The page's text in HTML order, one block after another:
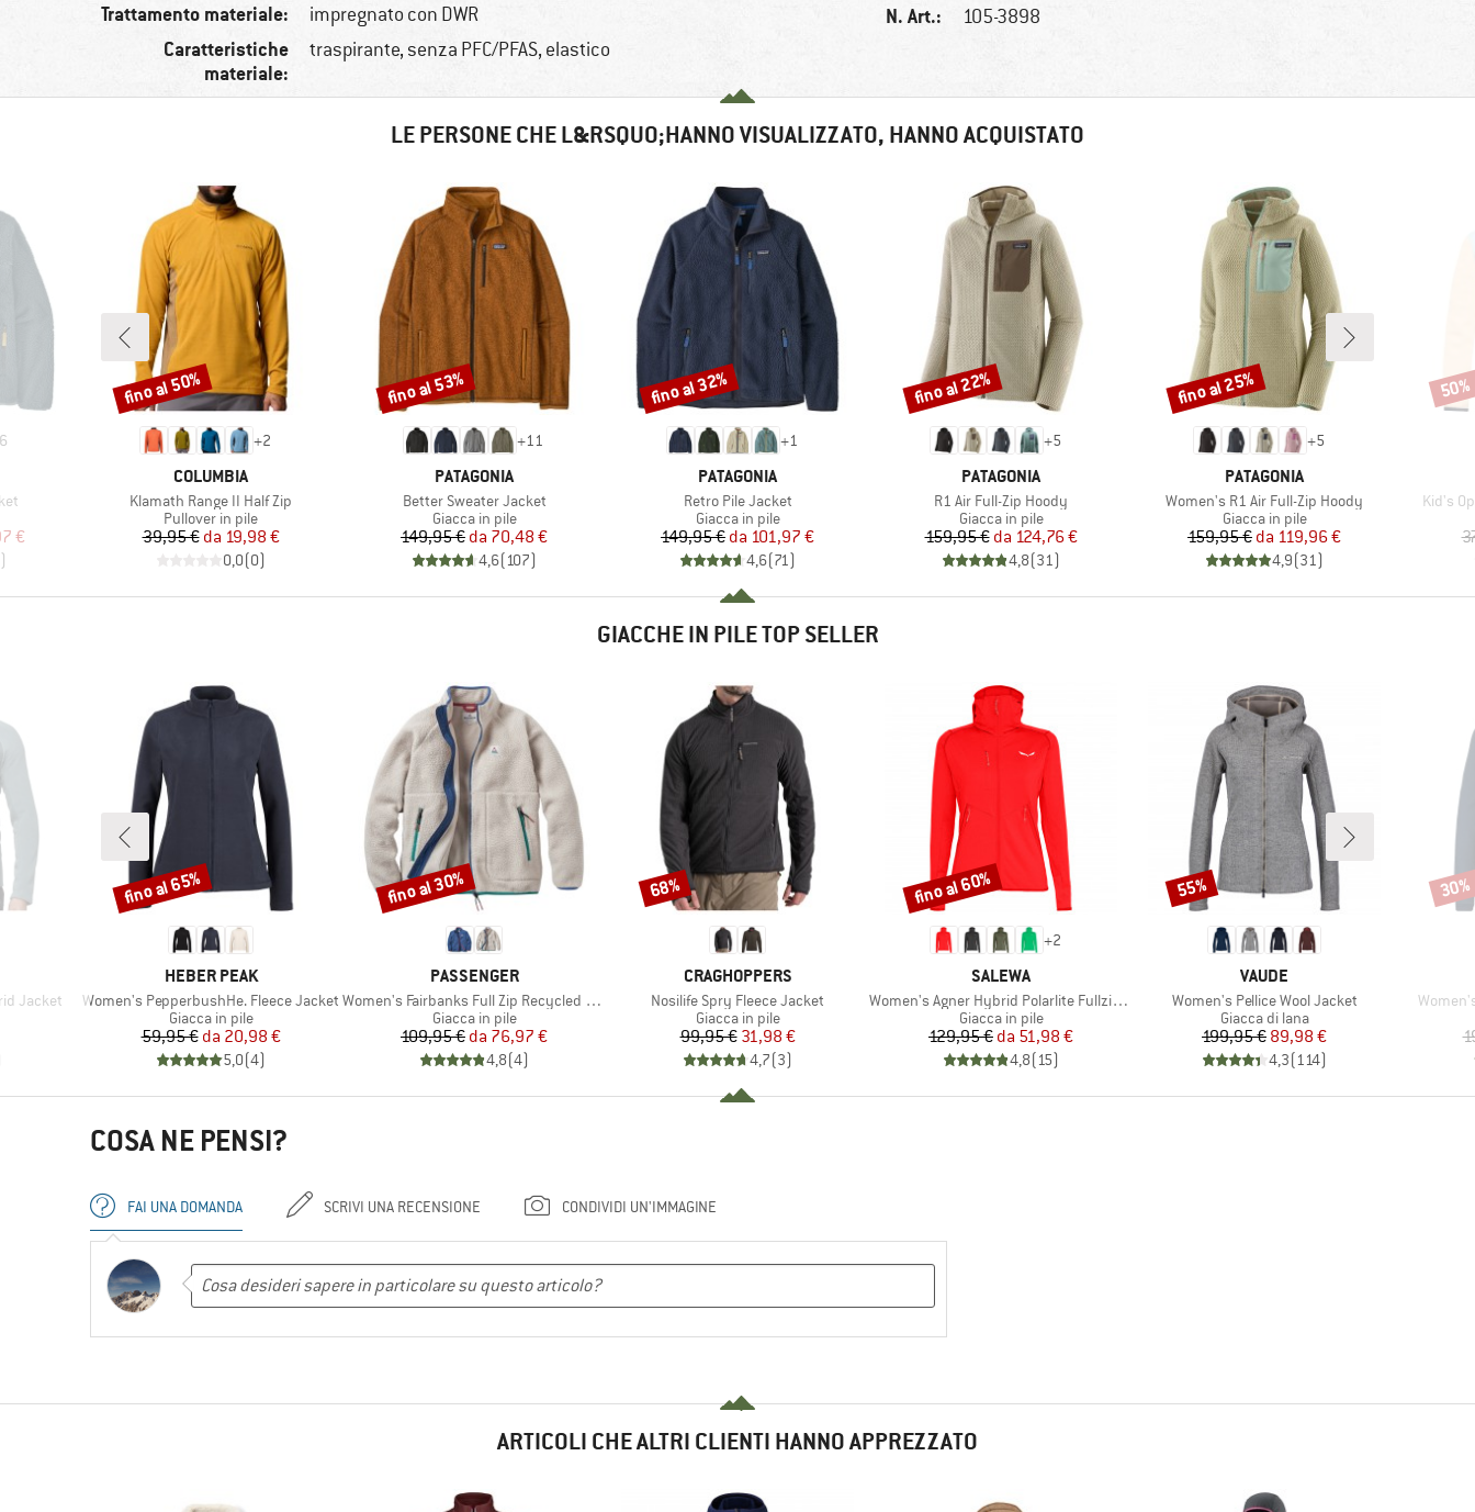
Trattamento materiale: impregnato con DWR
Caratteristiche
materiale:
traspirante, senza PFC/PFAS, elastico
N. Art.: 105-3898
LE PERSONE CHE L&RSQUO;HANNO VISUALIZZATO, HANNO ACQUISTATO
6
€
)
+2
MARCHIO
COLUMBIA
Articolo
Klamath Range II Half Zip
Gruppo di prodotti
Pullover in pile
Prezzo
39,95 € Prezzo ridotto
da 19,98 €
0,0(0)
Sconto
fino al 50%
+11
MARCHIO
PATAGONIA
Articolo
Better Sweater Jacket
Gruppo di prodotti
Giacca in pile
Prezzo
149,95 € Prezzo ridotto
da 70,48 €
4,6(107)
Sconto
fino al 53%
+1
MARCHIO
PATAGONIA
Articolo
Retro Pile Jacket
Gruppo di prodotti
Giacca in pile
Prezzo
149,95 € Prezzo ridotto
da 101,97 €
4,6(71)
Sconto
fino al 32%
+5
MARCHIO
PATAGONIA
Articolo
R1 Air Full-Zip Hoody
Gruppo di prodotti
Giacca in pile
Prezzo
159,95 € Prezzo ridotto
da 124,76 €
4,8(31)
Sconto
fino al 22%
+5
MARCHIO
PATAGONIA
Articolo
Women's R1 Air Full-Zip Hoody
Gruppo di prodotti
Giacca in pile
Prezzo
159,95 € Prezzo ridotto
da 119,96 €
4,9(31)
Sconto
fino al 25%
Articolo
Kid's
50%
GIACCHE IN PILE TOP SELLER
Jacket
MARCHIO
HEBER PEAK
Articolo
Women's PepperbushHe. Fleece Jacket
Gruppo di prodotti
Giacca in pile
Prezzo
59,95 € Prezzo ridotto
da 20,98 €
5,0(4)
Sconto
fino al 65%
MARCHIO
PASSENGER
Articolo
Women's Fairbanks Full Zip Recycled Sherpa Fleece
Gruppo di prodotti
Giacca in pile
Prezzo
109,95 € Prezzo ridotto
da 76,97 €
4,8(4)
Sconto
fino al 30%
MARCHIO
CRAGHOPPERS
Articolo
Nosilife Spry Fleece Jacket
Gruppo di prodotti
Giacca in pile
Prezzo
99,95 €Prezzo ridotto
31,98 €
4,7(3)
Sconto
68%
+2
MARCHIO
SALEWA
Articolo
Women's Agner Hybrid Polarlite Fullzip Hoody
Gruppo di prodotti
Giacca in pile
Prezzo
129,95 € Prezzo ridotto
da 51,98 €
4,8(15)
Sconto
fino al 60%
MARCHIO
VAUDE
Articolo
Women's Pellice Wool Jacket
Gruppo di prodotti
Giacca di lana
Prezzo
199,95 €Prezzo ridotto
89,98 €
4,3(114)
Sconto
55%
Articolo
30%
COSA NE PENSI?
FAI UNA DOMANDA SCRIVI UNA RECENSIONE CONDIVIDI UN'IMMAGINE
ARTICOLI CHE ALTRI CLIENTI HANNO APPREZZATO